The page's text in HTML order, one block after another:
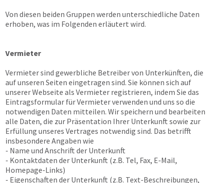
Von diesen beiden Gruppen werden unterschiedliche Daten
erhoben, was im Folgenden erläutert wird.
Vermieter
Vermieter sind gewerbliche Betreiber von Unterkünften, die
auf unseren Seiten eingetragen sind. Sie können sich auf
unserer Webseite als Vermieter registrieren, indem Sie das
Eintragsformular für Vermieter verwenden und uns so die
notwendigen Daten mitteilen. Wir speichern und bearbeiten
alle Daten, die zur Präsentation Ihrer Unterkunft sowie zur
Erfüllung unseres Vertrages notwendig sind. Das betrifft
insbesondere Angaben wie
- Name und Anschrift der Unterkunft
- Kontaktdaten der Unterkunft (z.B. Tel, Fax, E-Mail,
Homepage-Links)
- Eigenschaften der Unterkunft (z.B. Text-Beschreibungen,